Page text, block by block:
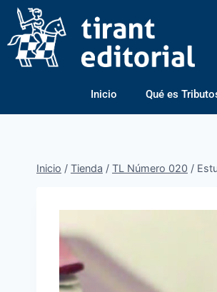
Inicio Qué es
Inicio / Tienda / TL Número 020 /